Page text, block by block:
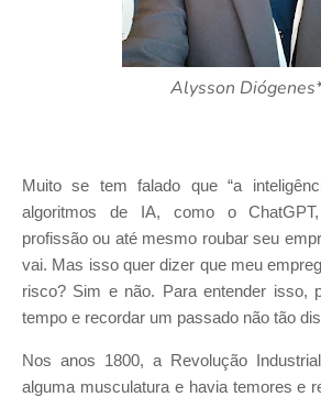
Alysson
Muito se tem falado que “a
algoritmos de IA, como o
profissão ou até mesmo roubar seu
vai. Mas isso quer dizer que meu
risco? Sim e não. Para entender isso,
tempo e recordar um passado não tão
Nos anos 1800, a Revolução
alguma musculatura e havia temores e